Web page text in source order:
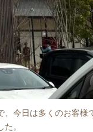
、今日は多くのお客様
。